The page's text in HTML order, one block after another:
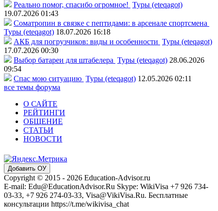
Реально помог, спасибо огромное! Туры (eteqagot)
19.07.2026 01:43
Соматропин в связке с пептидами: в арсенале спортсмена
Туры (eteqagot) 18.07.2026 16:18
АКБ для погрузчиков: виды и особенности Туры (eteqagot)
17.07.2026 00:30
Выбор батареи для штабелера Туры (eteqagot) 28.06.2026
09:54
Спас мою ситуацию Туры (eteqagot) 12.05.2026 02:11
все темы форума
О САЙТЕ
РЕЙТИНГИ
ОБЩЕНИЕ
СТАТЬИ
НОВОСТИ
Добавить ОУ
Copyright © 2015 - 2026 Education-Advisor.ru
E-mail: Edu@EducationAdvisor.Ru Skype: WikiVisa +7 926 734-
03-33, +7 926 274-03-33, Visa@VikiVisa.Ru. Бесплатные
консультации https://t.me/wikivisa_chat